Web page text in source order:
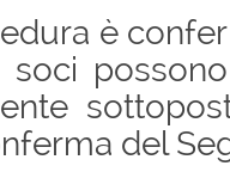
è
soci
del